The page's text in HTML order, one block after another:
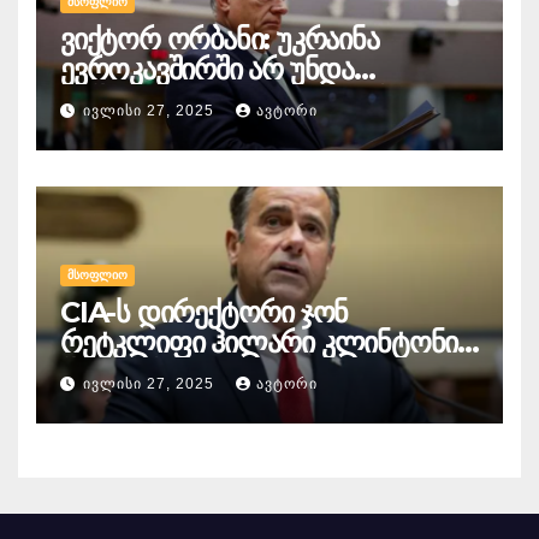
ვიქტორ ორბანი: უკრაინა
ევროკავშირში არ უნდა
გაწევრიანდეს, თუნდაც ამის
გამო მთელი ბრიუსელი ყირაზე
დადგეს
ᲘᲕᲚᲘᲡᲘ 27, 2025 ᲐᲕᲢᲝᲠᲘ
ᲛᲡᲝᲤᲚᲘᲝ
CIA-ს დირექტორი ჯონ
რეტკლიფი ჰილარი კლინტონის
წინააღმდეგ
სისხლისსამართლებრივ
დევნაზე საუბრობს
ᲘᲕᲚᲘᲡᲘ 27, 2025 ᲐᲕᲢᲝᲠᲘ